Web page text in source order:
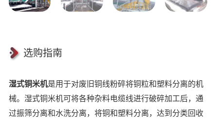
选购指南
湿式铜米机是用于对废旧铜线粉碎将铜粒和塑料分离的机
械。湿式铜米机可将各种杂料电缆线进行破碎加工后，通
过振筛分离和水洗分离，将铜和塑料分离，达到分类回收